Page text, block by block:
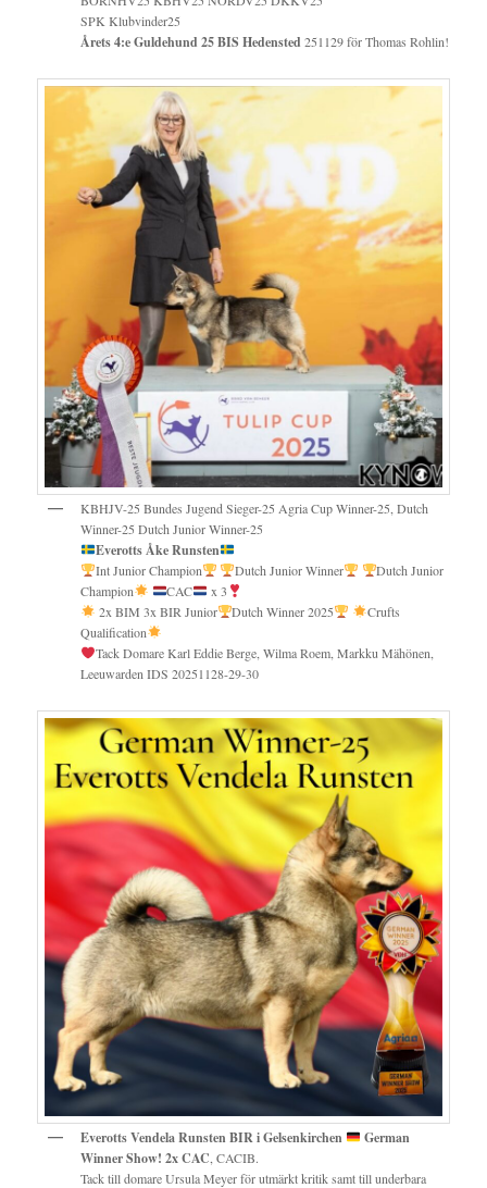
SPK Klubvinder25
Årets 4:e Guldehund 25 BIS Hedensted251129 för Thomas Rohlin!
KBHJV-25 Bundes Jugend Sieger-25 Agria Cup Winner-25, Dutch
Winner-25 Dutch Junior Winner-25
Everotts Åke Runsten
Int Junior Champion Dutch Junior Winner
Dutch Junior
Champion
CAC
x 3
2x BIM 3x BIR Junior
Dutch Winner 2025
Crufts
Qualification
Tack Domare Karl Eddie Berge, Wilma Roem, Markku Mähönen,
Leeuwarden IDS 20251128-29-30
Everotts Vendela Runsten BIR i Gelsenkirchen
German
Winner Show! 2x CAC , CACIB.
Tack till domare Ursula Meyer för utmärkt kritik samt till underbara